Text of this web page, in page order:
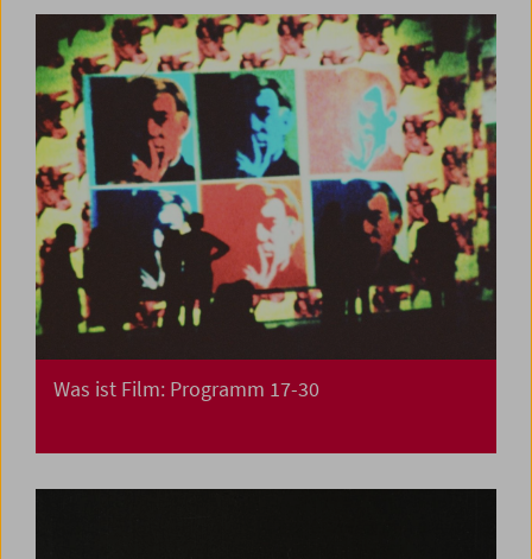
Was ist Film: Programm 17-30